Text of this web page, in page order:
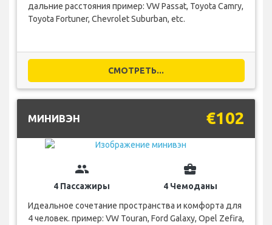
дальние расстояния пример: VW Passat, Toyota Camry,
Toyota Fortuner, Chevrolet Suburban, etc.
СМОТРЕТЬ...
МИНИВЭН €102
group
4 Пассажиры
business_center
4 Чемоданы
Идеальное сочетание пространства и комфорта для
4 человек. пример: VW Touran, Ford Galaxy, Opel Zefira,